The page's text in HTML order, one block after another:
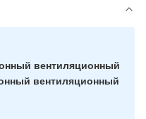
вентиляционный
вентиляционный